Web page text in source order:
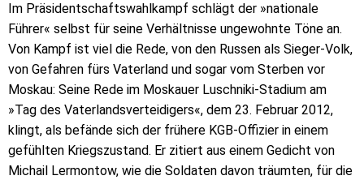
Im Präsidentschaftswahlkampf schlägt der »nationale
Führer« selbst für seine Verhältnisse ungewohnte Töne an.
Von Kampf ist viel die Rede, von den Russen als Sieger-Volk,
von Gefahren fürs Vaterland und sogar vom Sterben vor
Moskau: Seine Rede im Moskauer Luschniki-Stadium am
»Tag des Vaterlandsverteidigers«, dem 23. Februar 2012,
klingt, als befände sich der frühere KGB-Offizier in einem
gefühlten Kriegszustand. Er zitiert aus einem Gedicht von
Michail Lermontow, wie die Soldaten davon träumten, für die